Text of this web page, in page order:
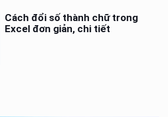
Cách đổi số thành chữ trong
Excel đơn giản, chi tiết